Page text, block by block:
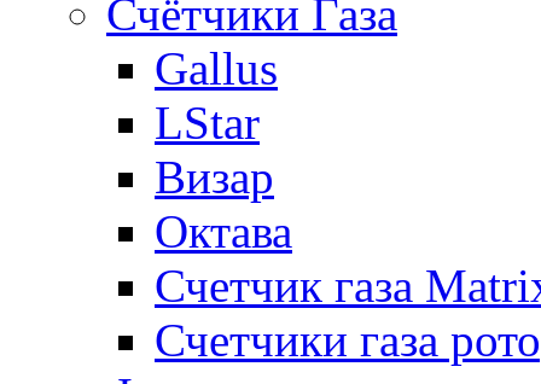
Счётчики Газа
Gallus
LStar
Визар
Октава
Счетчик газа
Счетчики газа